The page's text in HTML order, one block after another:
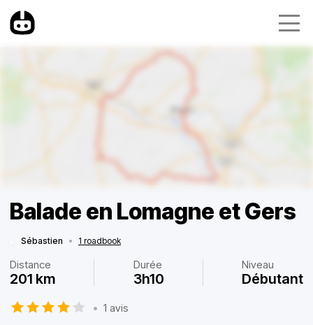
Balade en Lomagne et Gers
Sébastien • 1 roadbook
Distance
201 km
Durée
3h10
Niveau
Débutant
• 1 avis